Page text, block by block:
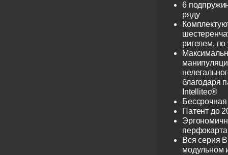
6
ряду
ригелем,
благодаря
Intellitec®
Патент до
перфокарта
Вся серия
модульном